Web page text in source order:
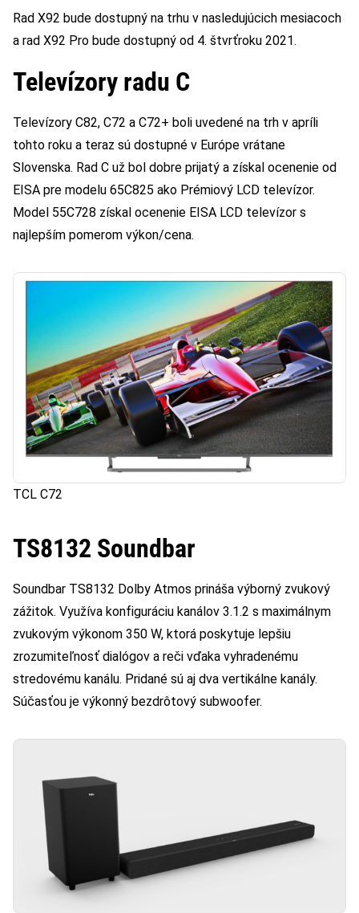
Rad X92 bude dostupný na trhu v nasledujúcich mesiacoch
a rad X92 Pro bude dostupný od 4. štvrťroku 2021.
Televízory radu C
Televízory C82, C72 a C72+ boli uvedené na trh v apríli
tohto roku a teraz sú dostupné v Európe vrátane
Slovenska. Rad C už bol dobre prijatý a získal ocenenie od
EISA pre modelu 65C825 ako Prémiový LCD televízor.
Model 55C728 získal ocenenie EISA LCD televízor s
najlepším pomerom výkon/cena.
TCL C72
TS8132 Soundbar
Soundbar TS8132 Dolby Atmos prináša výborný zvukový
zážitok. Využíva konfiguráciu kanálov 3.1.2 s maximálnym
zvukovým výkonom 350 W, ktorá poskytuje lepšiu
zrozumiteľnosť dialógov a reči vďaka vyhradenému
stredovému kanálu. Pridané sú aj dva vertikálne kanály.
Súčasťou je výkonný bezdrôtový subwoofer.